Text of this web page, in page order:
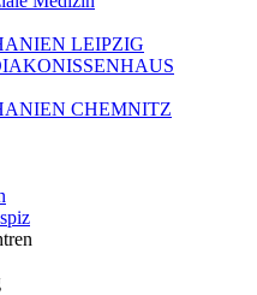
LEIPZIG
CHEMNITZ